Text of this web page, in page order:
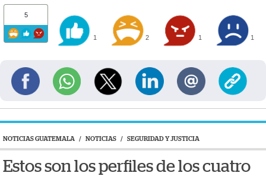
5
1 2 1 1
NOTICIAS GUATEMALA / NOTICIAS / SEGURIDAD Y JUSTICIA
Estos son los perfiles de los cuatro